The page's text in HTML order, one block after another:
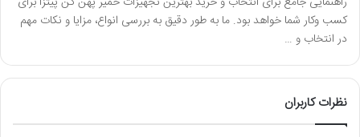
کسب وکار شما خواهد بود. ما به طور دقیق به بررسی انواع، مزایا و نکات مهم
در انتخاب و …
نظرات کاربران